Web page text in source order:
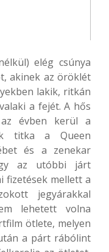
elég csúnya
akinek az öröklét
lakik, ritkán
a fejét. A hős
évben kerül a
titka a Queen
és a zenekar
az utóbbi járt
fizetések mellett a
jegyárakkal
lehetett volna
ötlete, melyen
a párt rábólint